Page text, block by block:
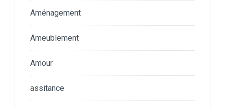
Aménagement
Ameublement
Amour
assitance